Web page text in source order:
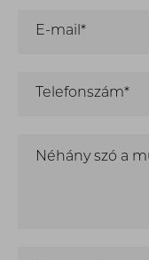
E-mail*
Telefonszám*
Néhány szó a